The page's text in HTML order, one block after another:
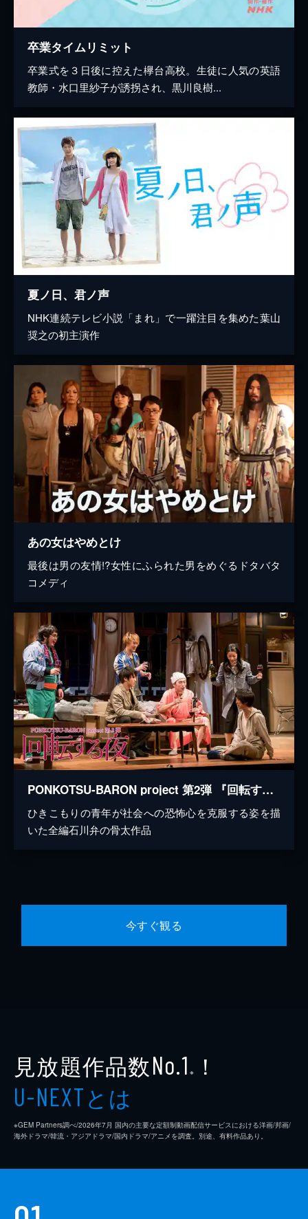
卒業タイムリミット
卒業式を３日後に控えた欅台高校。生徒に人気の英語
教師・水口里紗子が誘拐され、黒川良樹...
夏ノ日、君ノ声
NHK連続テレビ小説「まれ」で一躍注目を集めた葉山
奨之の初主演作
あの女はやめとけ
最後は男の友情!?女性にふられた男をめぐるドタバタ
コメディ
PONKOTSU-BARON project 第2弾 『回転する夜』
ひきこもりの青年が社会への恐怖心を克服する姿を描
いた全編石川弁の骨太作品
今すぐ観る
見放題作品数No.1 ※ ！
U-NEXTとは
※GEM Partners調べ/2026年7⽉ 国内の主要な定額制動画配信サービスにおける洋画/邦画/
海外ドラマ/韓流・アジアドラマ/国内ドラマ/アニメを調査。別途、有料作品あり。